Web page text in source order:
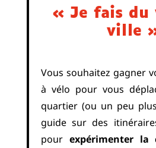
« Je fais du
ville
Vous souhaitez gagner
à vélo pour vous
quartier (ou un peu
guide sur des
pour expérimenter la